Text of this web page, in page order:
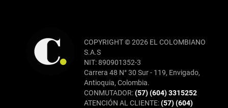
COPYRIGHT © 2026 EL COLOMBIANO
S.A.S
NIT: 890901352-3
Carrera 48 N° 30 Sur - 119, Envigado,
Antioquia, Colombia.
CONMUTADOR:(57) (604) 3315252
ATENCIÓN AL CLIENTE:(57) (604)